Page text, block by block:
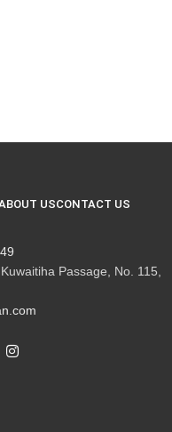
CONTACT US
US
Passage, No. 115,